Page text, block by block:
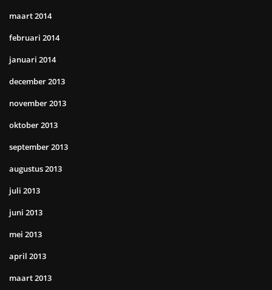
maart 2014
februari 2014
januari 2014
december 2013
november 2013
oktober 2013
september 2013
augustus 2013
juli 2013
juni 2013
mei 2013
april 2013
maart 2013